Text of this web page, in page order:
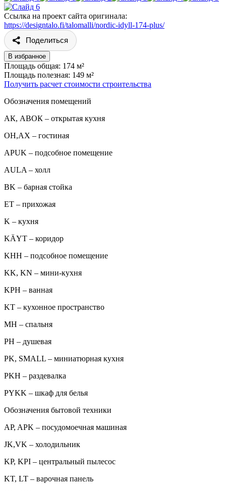
Ссылка на проект сайта оригинала:
https://designtalo.fi/talomalli/nordic-idyll-174-plus/
Поделиться
В избранное
Площадь общая: 174 м²
Площадь полезная: 149 м²
Получить расчет стоимости строительства
Обозначения помещений
АК, АВОК – открытая кухня
ОН,AX – гостиная
APUK – подсобное помещение
AULA – холл
BK – барная стойка
ET – прихожая
K – кухня
KÄYT – коридор
KHH – подсобное помещение
KK, KN – мини-кухня
KPH – ванная
KT – кухонное пространство
MH – спальня
PH – душевая
PK, SMALL – миниатюрная кухня
PKH – раздевалка
PYKK – шкаф для белья
Обозначения бытовой техники
AP, APK – посудомоечная машиная
JK,VK – холодильник
KP, KPI – центральный пылесос
KT, LT – варочная панель